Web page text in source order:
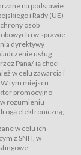
w Serwisie;
z
i 5 poniżej, których
Usługobiorców
z dnia 18 lipca
r., Nr 144, poz.
na podstawie
i Rady (UE)
osób
i w sprawie
dyrektywy
usług
Pana/-ią chęci
w celu zawarcia i
tym miejscu
promocyjno-
rozumieniu
elektroniczną;
w celu ich
z SNH, w